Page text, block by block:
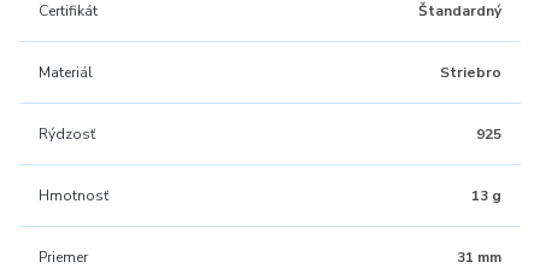
Certifikát Štandardný
Materiál Striebro
Rýdzosť 925
Hmotnosť 13 g
Priemer 31 mm